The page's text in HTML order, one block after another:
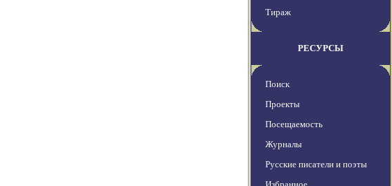
Тираж
РЕСУРСЫ
Поиск
Проекты
Посещаемость
Журналы
Русские писатели и поэты